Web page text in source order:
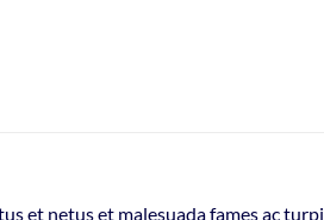
et netus et malesuada fames ac